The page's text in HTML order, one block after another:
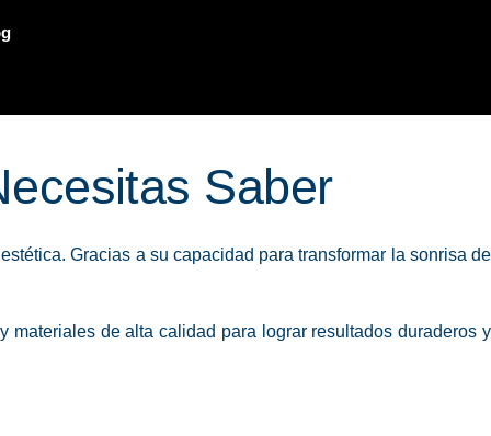
Saber
Gracias a su capacidad para transformar la sonrisa de
de alta calidad para lograr resultados duraderos y